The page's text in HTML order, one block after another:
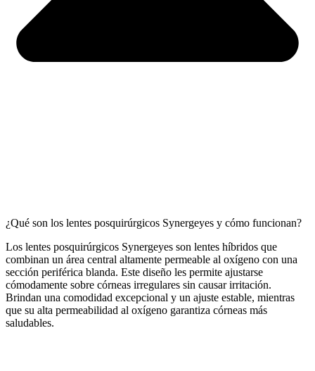
¿Qué son los lentes posquirúrgicos Synergeyes y cómo funcionan?
Los lentes posquirúrgicos Synergeyes son lentes híbridos que
combinan un área central altamente permeable al oxígeno con una
sección periférica blanda. Este diseño les permite ajustarse
cómodamente sobre córneas irregulares sin causar irritación.
Brindan una comodidad excepcional y un ajuste estable, mientras
que su alta permeabilidad al oxígeno garantiza córneas más
saludables.